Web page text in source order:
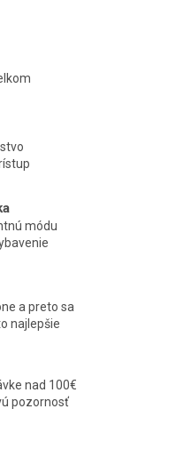
módu
a preto sa
najlepšie
nad 100€
pozornosť